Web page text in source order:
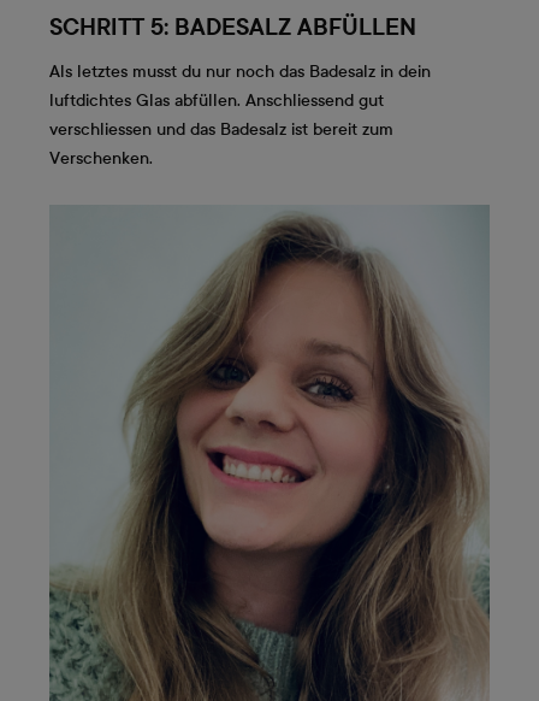
SCHRITT 5: BADESALZ ABFÜLLEN
Als letztes musst du nur noch das Badesalz in dein
luftdichtes Glas abfüllen. Anschliessend gut
verschliessen und das Badesalz ist bereit zum
Verschenken.